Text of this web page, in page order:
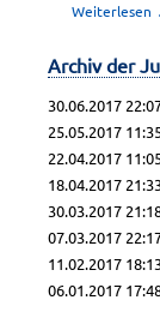
Archiv der
30.06.2017
25.05.2017
22.04.2017
18.04.2017
30.03.2017
07.03.2017
11.02.2017
06.01.2017